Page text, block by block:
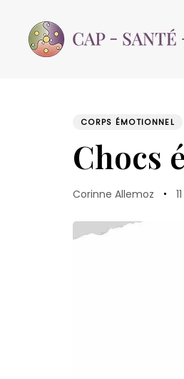
to
content
PUBLISHED
CORPS ÉMOTIONNEL
Chocs
Author
Corinne Allemoz
Published
on: